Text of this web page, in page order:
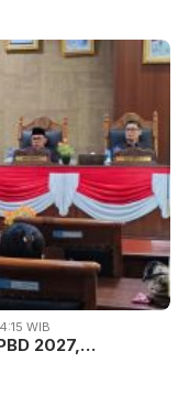
WIB
2027,…